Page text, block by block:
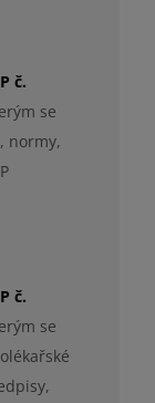
č.
se
normy,
č.
se